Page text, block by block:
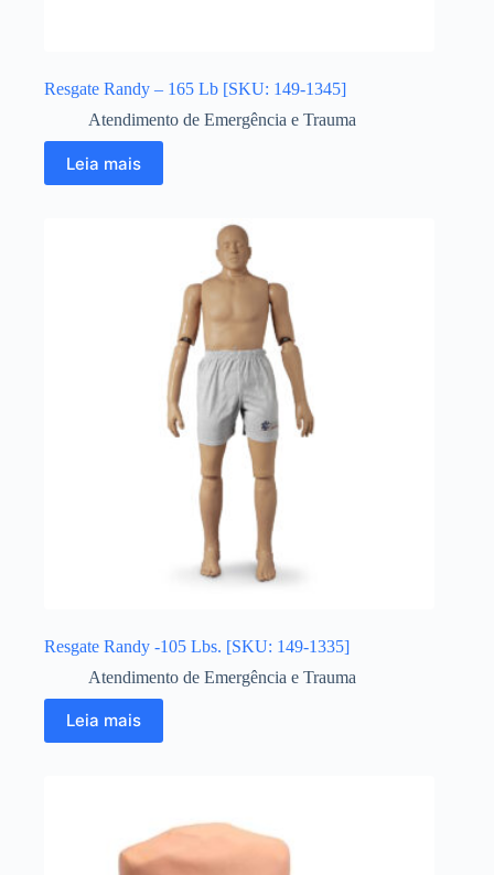
Resgate Randy – 165 Lb [SKU: 149-1345]
Atendimento de Emergência e Trauma
Leia mais
Resgate Randy -105 Lbs. [SKU: 149-1335]
Atendimento de Emergência e Trauma
Leia mais